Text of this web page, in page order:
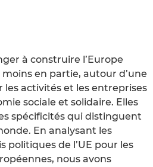
à construire l’Europe
en partie, autour d’une
activités et les entreprises
sociale et solidaire. Elles
spécificités qui distinguent
En analysant les
politiques de l’UE pour les
nous avons